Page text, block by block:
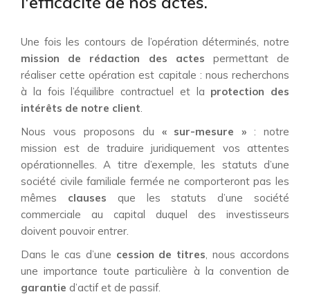
Une fois les contours de l’opération déterminés, notre
mission de rédaction des actes permettant de
réaliser cette opération est capitale : nous recherchons
à la fois l’équilibre contractuel et la protection des
intérêts de notre client.
Nous vous proposons du « sur-mesure » : notre
mission est de traduire juridiquement vos attentes
opérationnelles. A titre d’exemple, les statuts d’une
société civile familiale fermée ne comporteront pas les
mêmes clauses que les statuts d’une société
commerciale au capital duquel des investisseurs
doivent pouvoir entrer.
Dans le cas d’une cession de titres, nous accordons
une importance toute particulière à la convention de
garantie d’actif et de passif.